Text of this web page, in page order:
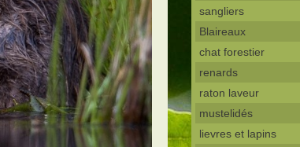
sangliers
Blaireaux
chat forestier
renards
raton laveur
mustelidés
lievres et lapins